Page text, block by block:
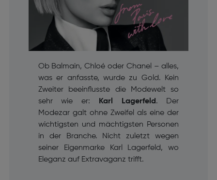
Ob Balmain, Chloé oder Chanel – alles,
was er anfasste, wurde zu Gold. Kein
Zweiter beeinflusste die Modewelt so
sehr wie er:
Karl Lagerfeld . Der
Modezar galt ohne Zweifel als eine der
wichtigsten und mächtigsten Personen
in der Branche. Nicht zuletzt wegen
seiner Eigenmarke Karl Lagerfeld, wo
Eleganz auf Extravaganz trifft.